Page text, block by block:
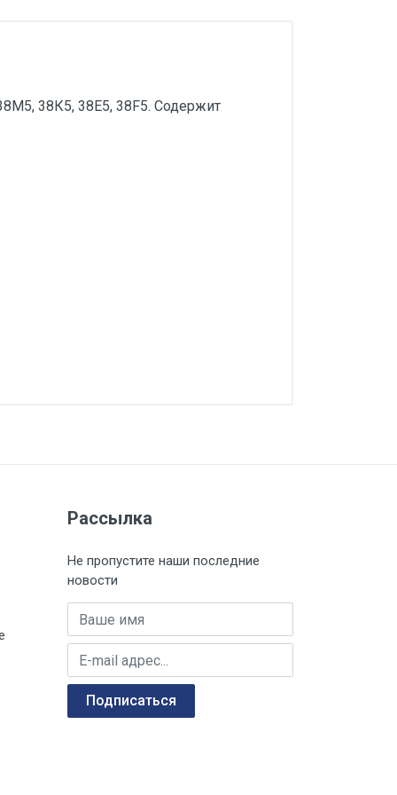
38К5, 38Е5, 38F5. Содержит
Рассылка
Не пропустите наши последние
новости
Имя
E-mail адрес
Подписаться